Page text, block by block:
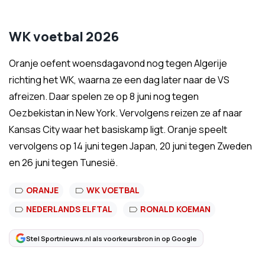
WK voetbal 2026
Oranje oefent woensdagavond nog tegen Algerije
richting het WK, waarna ze een dag later naar de VS
afreizen. Daar spelen ze op 8 juni nog tegen
Oezbekistan in New York. Vervolgens reizen ze af naar
Kansas City waar het basiskamp ligt. Oranje speelt
vervolgens op 14 juni tegen Japan, 20 juni tegen Zweden
en 26 juni tegen Tunesië.
ORANJE
WK VOETBAL
NEDERLANDS ELFTAL
RONALD KOEMAN
Stel Sportnieuws.nl als voorkeursbron in op Google